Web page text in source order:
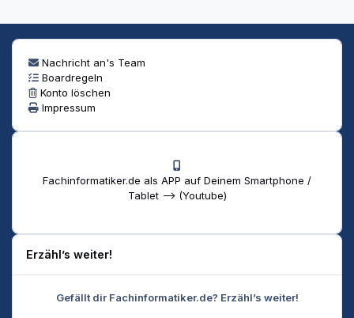
Nachricht an's Team
Boardregeln
Konto löschen
Impressum
Fachinformatiker.de als APP auf Deinem Smartphone /
Tablet --> (Youtube)
Erzähl’s weiter!
Gefällt dir Fachinformatiker.de? Erzähl’s weiter!